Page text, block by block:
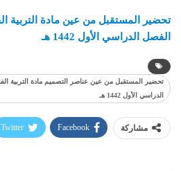
تحضير المستقبل من عين مادة التربية
الفصل الدراسي الأول 1442 هـ
تحضير المستقبل من عين عناصر التصميم مادة التربية
الدراسي الأول 1442 هـ
مشاركة Facebook
Twitter